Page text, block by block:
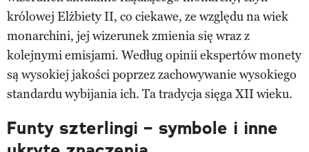
królowej Elżbiety II, co ciekawe, ze względu na wiek
monarchini, jej wizerunek zmienia się wraz z
kolejnymi emisjami. Według opinii ekspertów monety
są wysokiej jakości poprzez zachowywanie wysokiego
standardu wybijania ich. Ta tradycja sięga XII wieku.
Funty szterlingi – symbole i inne